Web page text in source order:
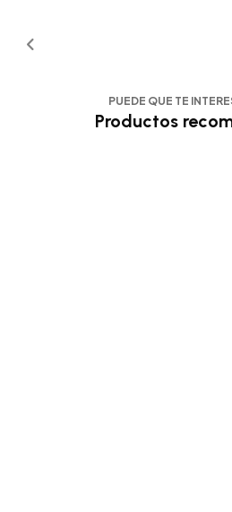
PUEDE QUE TE
Productos